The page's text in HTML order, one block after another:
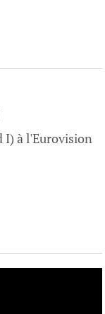
I) à l'Eurovision